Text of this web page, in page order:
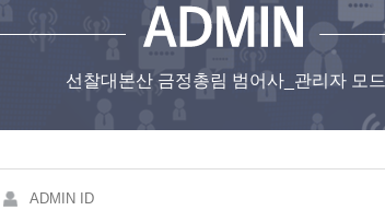
선찰대본산 금정총림 범어사_관리자 모드